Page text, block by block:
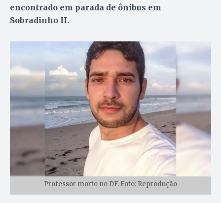
encontrado em parada de ônibus em
Sobradinho II.
Professor morto no DF. Foto: Reprodução